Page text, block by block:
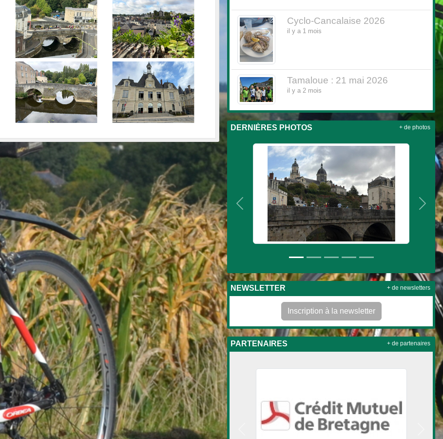
Cyclo-Cancalaise 2026
il y a 1 mois
Tamaloue : 21 mai 2026
il y a 2 mois
DERNIÈRES PHOTOS
Précedent
+ de photos
NEWSLETTER
Inscription à la newsletter
+ de newsletters
PARTENAIRES + de partenaires